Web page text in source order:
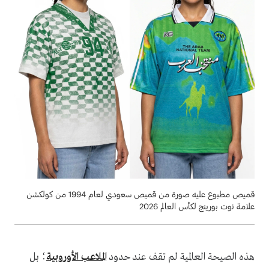
قميص مطبوع عليه صورة من قميص سعودي لعام 1994 من كولكشن
علامة نوت بورينج لكأس العالم 2026
هذه الصيحة العالمية لم تقف عند حدودالملاعب الأوروبية؛ بل